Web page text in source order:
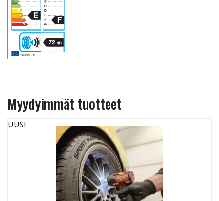
Myydyimmät tuotteet
UUSI